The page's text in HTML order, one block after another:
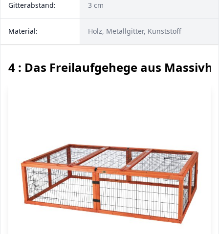
Gitterabstand: 3 cm
Material: Holz, Metallgitter, Kunststoff
4 : Das Freilaufgehege aus